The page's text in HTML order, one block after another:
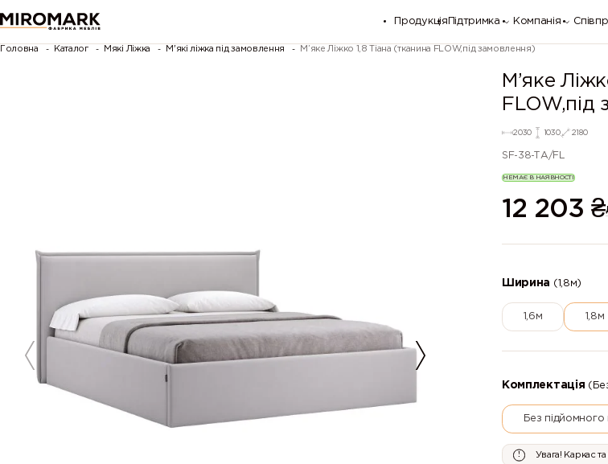
Продукція Підтримка Компанія
Головна Каталог Мякі Ліжка М'які ліжка під замовлення М’яке Ліжко 1,8 Тіана (тканина FLOW,під замовлення)
М’яке
FLOW,під
2030 1030 2180
SF-38-TА/FL
НЕМАЄ В НАЯВНОСТІ
12 203 ₴
Ширина (1,8м)
1,6м 1,8м
Комплектація
Без підйомного
Увага! Каркас